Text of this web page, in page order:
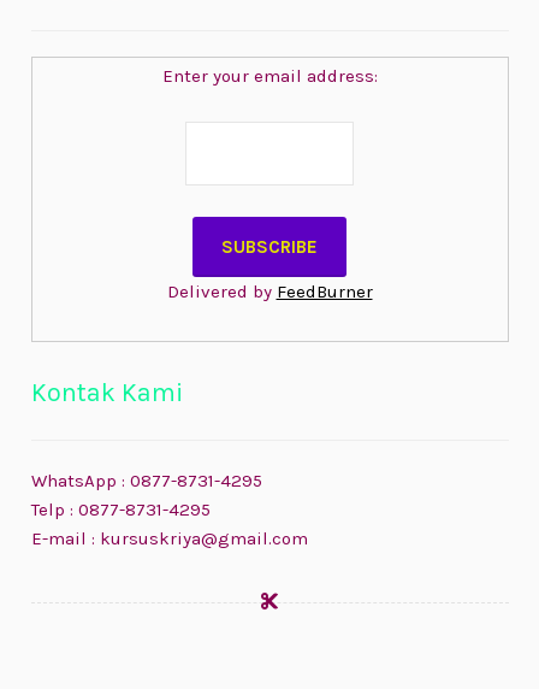
Enter your email address:
Delivered by FeedBurner
Kontak Kami
WhatsApp : 0877-8731-4295
Telp : 0877-8731-4295
E-mail : kursuskriya@gmail.com